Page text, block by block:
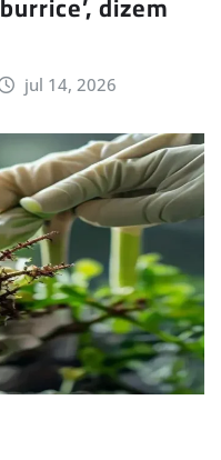
jul 14, 2026